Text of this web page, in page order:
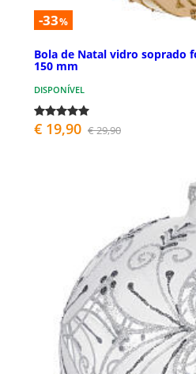
-33%
Bola de Natal vidro soprado
150 mm
DISPONÍVEL
€ 19,90 € 29,90